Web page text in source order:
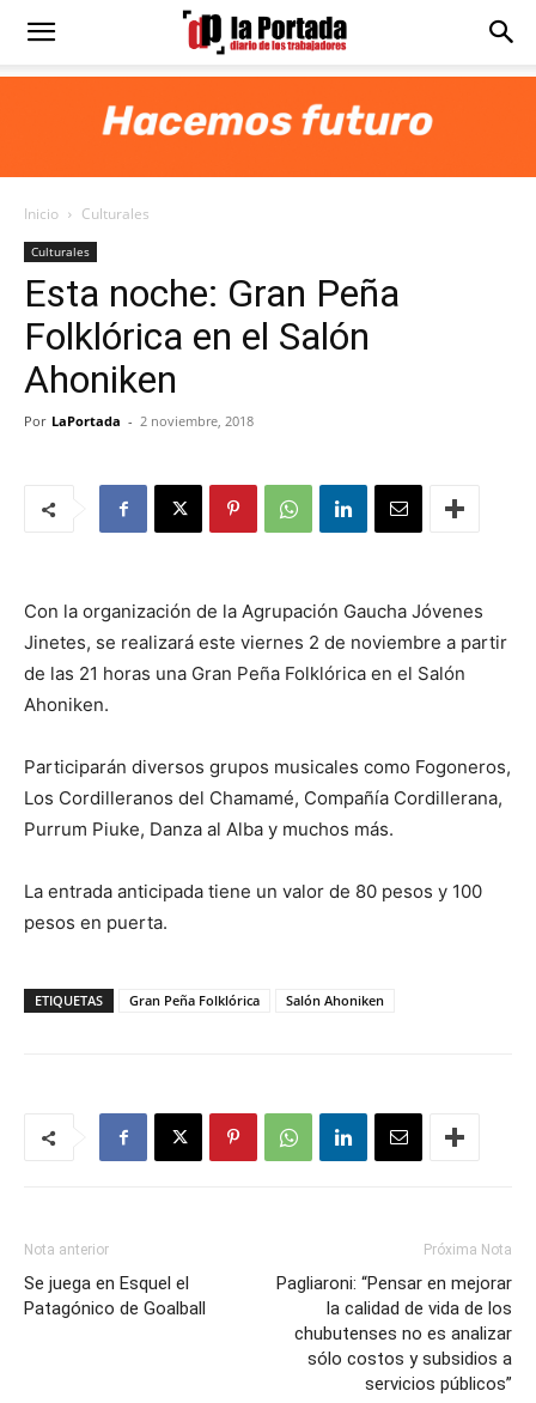
Diario
Portada
Inicio Culturales
Culturales
Esta noche: Gran Peña
Folklórica en el Salón
Ahoniken
Por LaPortada - 2 noviembre, 2018
Con la organización de la Agrupación Gaucha Jóvenes
Jinetes, se realizará este viernes 2 de noviembre a partir
de las 21 horas una Gran Peña Folklórica en el Salón
Ahoniken.
Participarán diversos grupos musicales como Fogoneros,
Los Cordilleranos del Chamamé, Compañía Cordillerana,
Purrum Piuke, Danza al Alba y muchos más.
La entrada anticipada tiene un valor de 80 pesos y 100
pesos en puerta.
ETIQUETAS Gran Peña Folklórica Salón Ahoniken
Nota anterior
Se juega en Esquel el
Patagónico de Goalball
Próxima Nota
Pagliaroni: “Pensar en mejorar
la calidad de vida de los
chubutenses no es analizar
sólo costos y subsidios a
servicios públicos”